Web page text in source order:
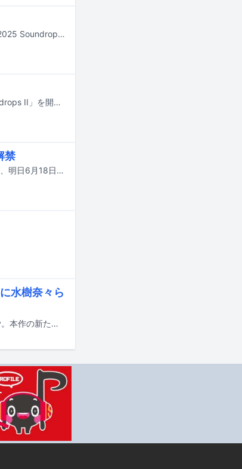
田村ゆかりがインフルエンザに感染。ファンクラブツアー「田村ゆかり Fanclub Tour 2025 Soundrops Ⅱ」のうち、11月8、9日に開催予定だった大阪、愛知公演の延期が発表された。
田村ゆかりが10月から初のファンクラブツアー「田村ゆかり Fanclub Tour 2025 Soundrops II」を開催する。
禁
田村ゆかりのEP「Altoemion」「You Are The World!」とミニアルバム「I love it♡」が、明日6月18日から各サブスクリプションサービスにて配信される。
水樹奈々ら
5月14日に発売されるキングレコード主催フェス「KING SUPER LIVE 2024」のBlu-ray。本作の新たなトレイラー映像がYouTubeで公開された。